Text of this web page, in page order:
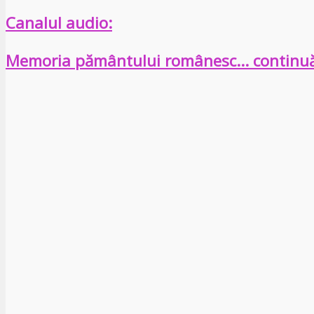
Canalul audio:
Memoria pământului românesc…